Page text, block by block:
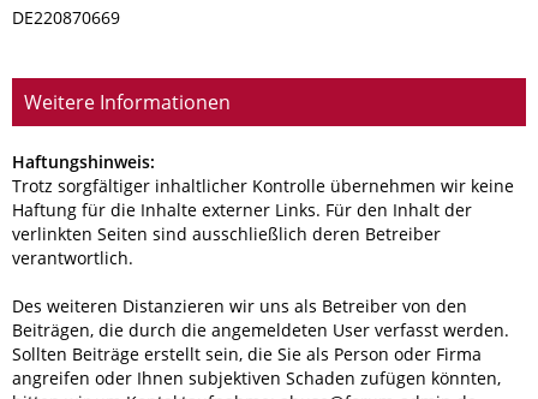
DE220870669
Weitere Informationen
Haftungshinweis:
Trotz sorgfältiger inhaltlicher Kontrolle übernehmen wir keine
Haftung für die Inhalte externer Links. Für den Inhalt der
verlinkten Seiten sind ausschließlich deren Betreiber
verantwortlich.
Des weiteren Distanzieren wir uns als Betreiber von den
Beiträgen, die durch die angemeldeten User verfasst werden.
Sollten Beiträge erstellt sein, die Sie als Person oder Firma
angreifen oder Ihnen subjektiven Schaden zufügen könnten,